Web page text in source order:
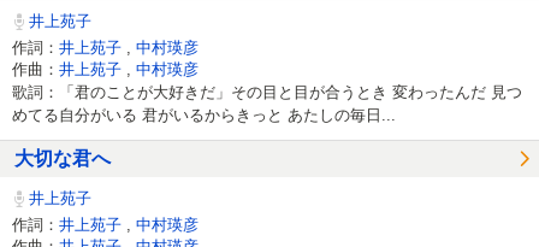
井上苑子
作詞： 井上苑子
中村瑛彦
作曲： 井上苑子 中村瑛彦
歌詞：「君のことが大好きだ」その目と目が合うとき 変わったんだ 見つ
めてる自分がいる 君がいるからきっと あたしの毎日...
大切な君へ
井上苑子
作詞： 井上苑子
中村瑛彦